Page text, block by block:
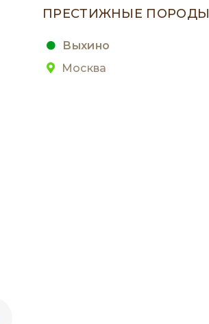
ПРЕСТИЖНЫЕ ПОРОДЫ
Выхино
Москва